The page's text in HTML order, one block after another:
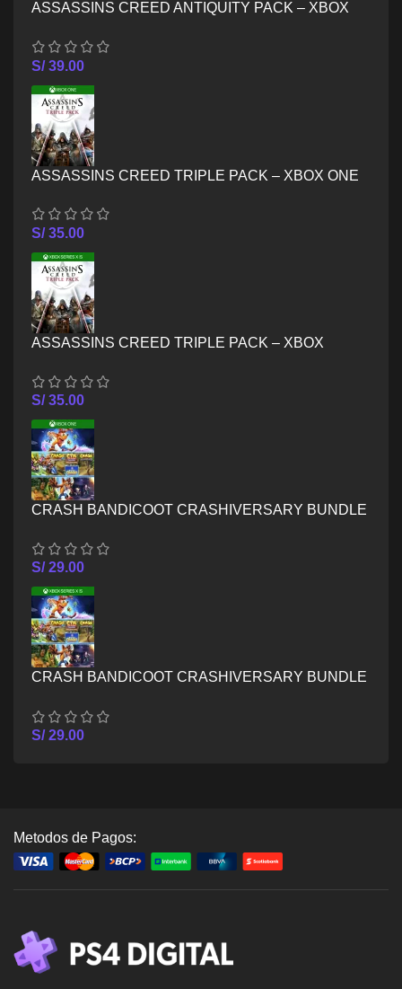
ASSASSINS CREED ANTIQUITY PACK – XBOX
S/39.00
ASSASSINS CREED TRIPLE PACK – XBOX ONE
S/35.00
ASSASSINS CREED TRIPLE PACK – XBOX
S/35.00
CRASH BANDICOOT CRASHIVERSARY BUNDLE
S/29.00
CRASH BANDICOOT CRASHIVERSARY BUNDLE
S/29.00
Metodos de Pagos: